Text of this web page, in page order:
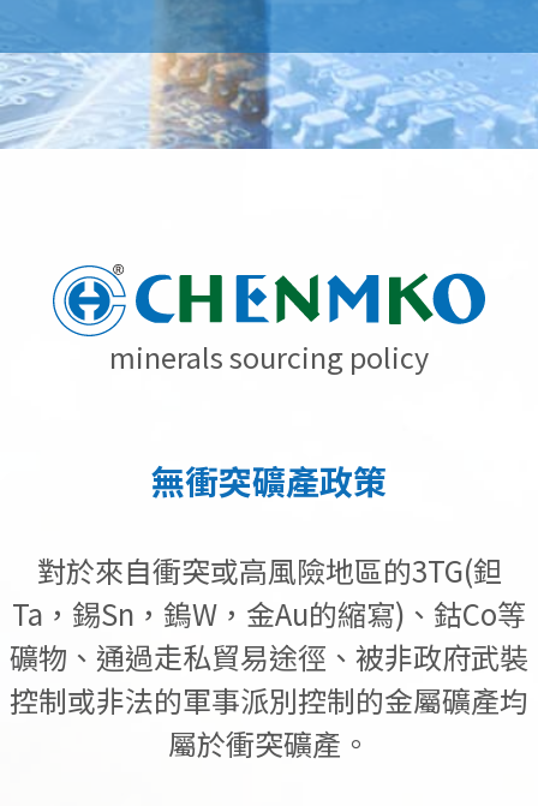
minerals sourcing policy
無衝突礦產政策
對於來自衝突或高風險地區的3TG(鉭
Ta，錫Sn，鎢W，金Au的縮寫)、鈷Co等
礦物、通過走私貿易途徑、被非政府武裝
控制或非法的軍事派別控制的金屬礦產均
屬於衝突礦產。